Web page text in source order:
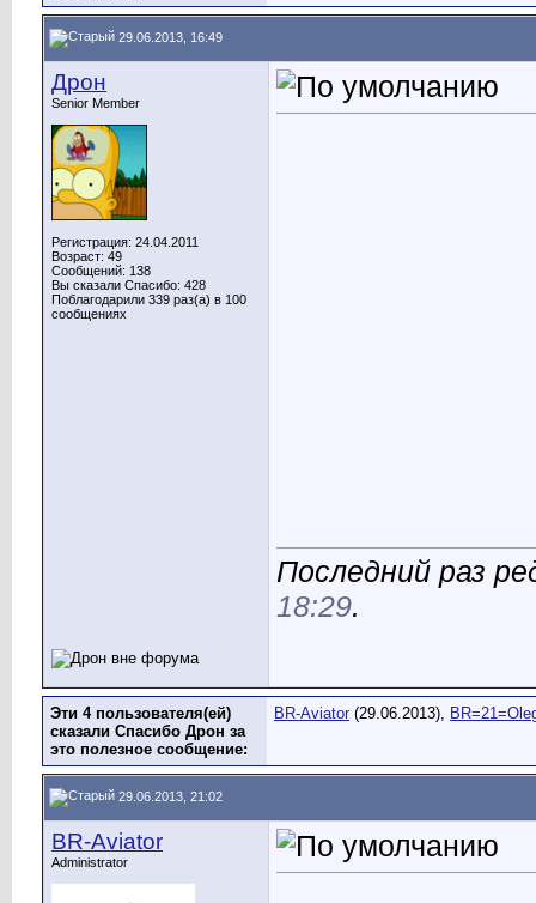
29.06.2013, 16:49
Дрон
Senior Member
Регистрация: 24.04.2011
Возраст: 49
Сообщений: 138
Вы сказали Спасибо: 428
Поблагодарили 339 раз(а) в 100
сообщениях
Последний раз
18:29.
Эти 4 пользователя(ей)
сказали Спасибо Дрон за
это полезное сообщение:
BR-Aviator (29.06.2013),
29.06.2013, 21:02
BR-Aviator
Administrator